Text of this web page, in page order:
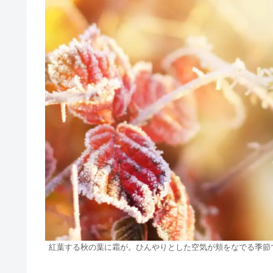
紅葉する秋の葉に霜が。ひんやりとした空気が頬をなでる季節